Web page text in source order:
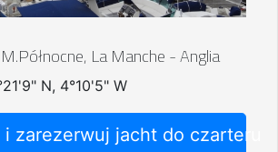
La Manche - Anglia
N, 4°10'5" W
zarezerwuj jacht do czarteru